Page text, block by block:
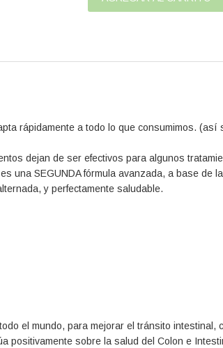
rápidamente a todo lo que consumimos. (así
dejan de ser efectivos para algunos
una SEGUNDA fórmula avanzada, a base de
y perfectamente saludable.
el mundo, para mejorar el tránsito intestinal,
positivamente sobre la salud del Colon e